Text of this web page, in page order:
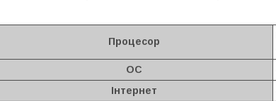
Процесор
ОС
Інтернет